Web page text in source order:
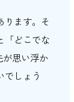
ります。そ
「どこでな
が思い浮か
でしょう